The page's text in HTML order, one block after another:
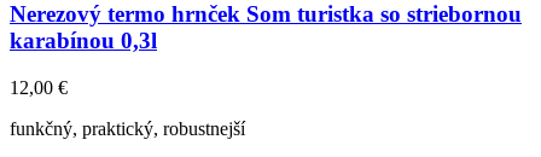
Nerezový termo hrnček Som turistka so striebornou
karabínou 0,3l
12,00 €
funkčný, praktický, robustnejší